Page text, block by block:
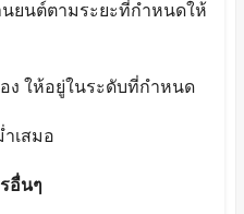
ยนต์ตามระยะที่กำหนดให้
ง ให้อยู่ในระดับที่กำหนด
เสมอ
อื่นๆ